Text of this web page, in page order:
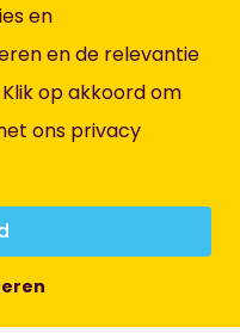
en
en de relevantie
op akkoord om
ons privacy